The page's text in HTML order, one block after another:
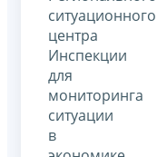
ситуационного
центра
Инспекции
для
мониторинга
ситуации
в